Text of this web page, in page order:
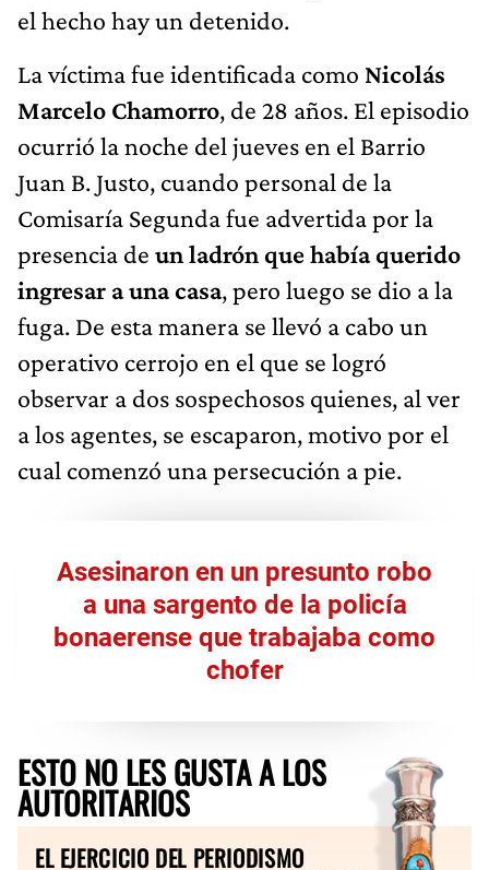
el hecho hay un detenido.
La víctima fue identificada como Nicolás
Marcelo Chamorro, de 28 años. El episodio
ocurrió la noche del jueves en el Barrio
Juan B. Justo, cuando personal de la
Comisaría Segunda fue advertida por la
presencia de un ladrón que había querido
ingresar a una casa, pero luego se dio a la
fuga. De esta manera se llevó a cabo un
operativo cerrojo en el que se logró
observar a dos sospechosos quienes, al ver
a los agentes, se escaparon, motivo por el
cual comenzó una persecución a pie.
Asesinaron en un presunto robo
a una sargento de la policía
bonaerense que trabajaba como
chofer
ESTO NO LES GUSTA A LOS
AUTORITARIOS
EL EJERCICIO DEL PERIODISMO